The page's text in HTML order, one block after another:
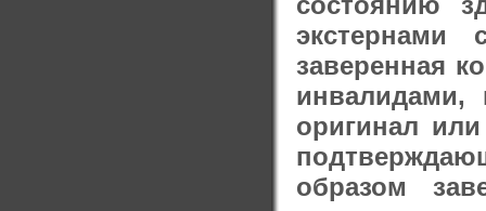
заверенная
инвалидами,
оригинал
образом